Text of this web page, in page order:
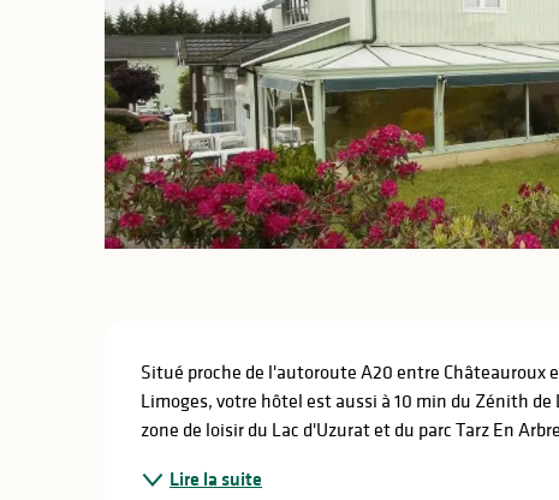
Description
Situé proche de l'autoroute A20 entre Châteauroux
Limoges, votre hôtel est aussi à 10 min du Zénith
zone de loisir du Lac d'Uzurat et du parc Tarz En
Lire la suite